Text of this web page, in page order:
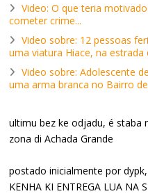
Video: O que teria
cometer crime...
Video sobre: 12 pessoas
uma viatura Hiace, na estrada
Video sobre: Adolescente
uma arma branca no Bairro
ultimu bez ke odjadu, é staba
zona di Achada Grande
postado inicialmente por
KENHA KI ENTREGA LUA NA